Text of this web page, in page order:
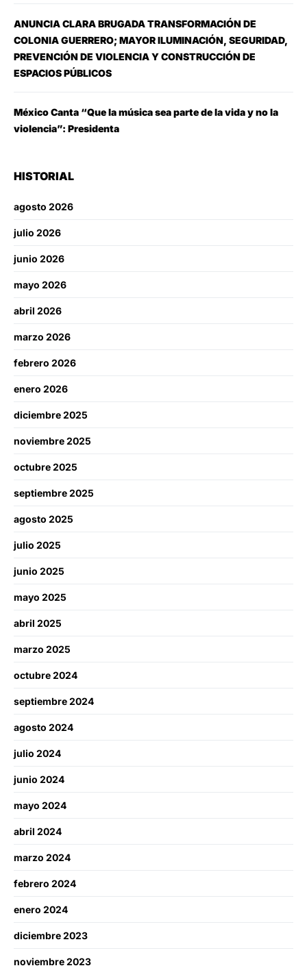
ANUNCIA CLARA BRUGADA TRANSFORMACIÓN DE
COLONIA GUERRERO; MAYOR ILUMINACIÓN, SEGURIDAD,
PREVENCIÓN DE VIOLENCIA Y CONSTRUCCIÓN DE
ESPACIOS PÚBLICOS
México Canta “Que la música sea parte de la vida y no la
violencia”: Presidenta
HISTORIAL
agosto 2026
julio 2026
junio 2026
mayo 2026
abril 2026
marzo 2026
febrero 2026
enero 2026
diciembre 2025
noviembre 2025
octubre 2025
septiembre 2025
agosto 2025
julio 2025
junio 2025
mayo 2025
abril 2025
marzo 2025
octubre 2024
septiembre 2024
agosto 2024
julio 2024
junio 2024
mayo 2024
abril 2024
marzo 2024
febrero 2024
enero 2024
diciembre 2023
noviembre 2023